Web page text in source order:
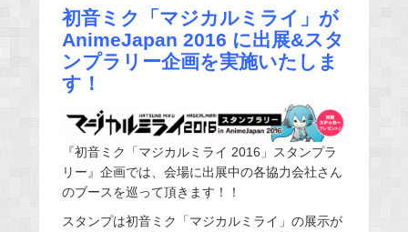
o
k
初音ミク「マジカルミライ」が
AnimeJapan 2016 に出展&スタ
ンプラリー企画を実施いたしま
す！
『初音ミク「マジカルミライ 2016」スタンプラ
リー』企画では、会場に出展中の各協力会社さん
のブースを巡って頂きます！！
スタンプは初音ミク「マジカルミライ」の展示が